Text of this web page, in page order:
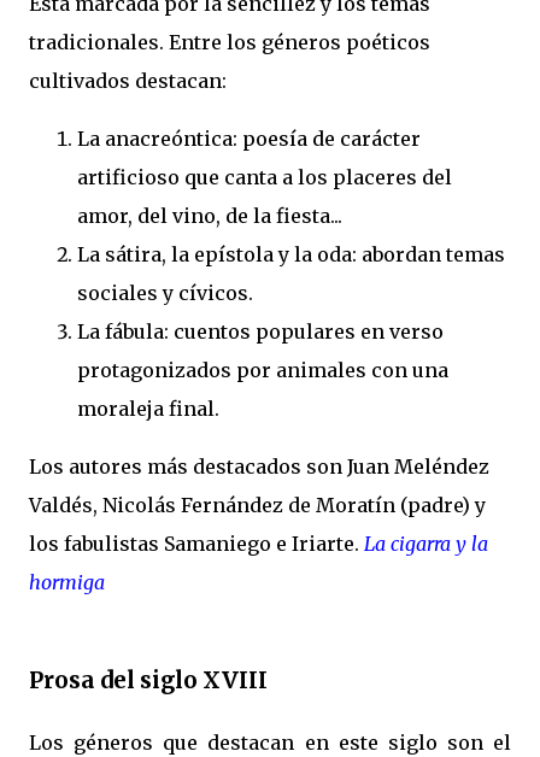
tradicionales. Entre los géneros poéticos
cultivados destacan:
La anacreóntica: poesía de carácter
artificioso que canta a los placeres del
amor, del vino, de la fiesta...
La sátira, la epístola y la oda: abordan temas
sociales y cívicos.
La fábula: cuentos populares en verso
protagonizados por animales con una
moraleja final.
Los autores más destacados son Juan Meléndez
Valdés, Nicolás Fernández de Moratín (padre) y
los fabulistas Samaniego e Iriarte. La cigarra y la
hormiga
Prosa del siglo XVIII
Los géneros que destacan en este siglo son el